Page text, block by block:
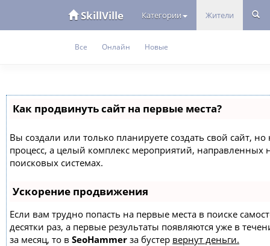
SkillVille Категории Жители
Все Онлайн Новые
Как продвинуть сайт на первые места?
Вы создали или только планируете создать свой сайт,
процесс, а целый комплекс мероприятий,
поисковых системах.
Ускорение продвижения
Если вам трудно попасть на первые места в поиске
десятки раз, а первые результаты появляются уже в
за месяц, то в SeoHammer за бустер вернут деньги.